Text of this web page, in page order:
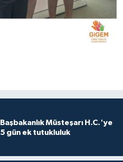
Başbakanlık Müsteşarı H.C.'ye
5 gün ek tutukluluk